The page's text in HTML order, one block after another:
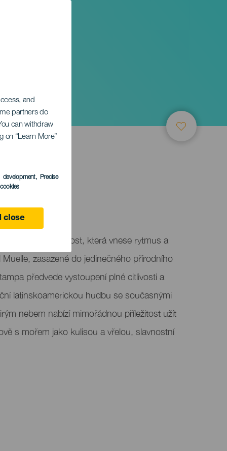
and
partners do
can withdraw
on “Learn More”
development, Precise
close
je hudební událost, která vnese rytmus a
zasazené do jedinečného přírodního
předvede vystoupení plné citlivosti a
latinskoamerickou hudbu se současnými
nebem nabízí mimořádnou příležitost užít
s mořem jako kulisou a vřelou, slavnostní